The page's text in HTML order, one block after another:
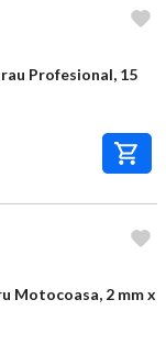
Profesional, 15
Motocoasa, 2 mm x